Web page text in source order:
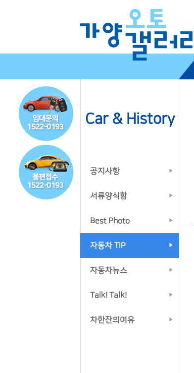
Car & History
공지사항
서류양식함
Best Photo
자동차 TIP
자동차뉴스
Talk! Talk!
차한잔의여유